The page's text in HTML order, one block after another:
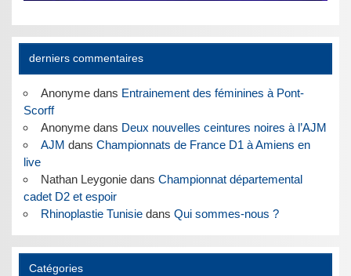
derniers commentaires
Anonymedans Entrainement des féminines à Pont-
Scorff
Anonymedans Deux nouvelles ceintures noires à l’AJM
AJM dans Championnats de France D1 à Amiens en
live
Nathan Leygoniedans Championnat départemental
cadet D2 et espoir
Rhinoplastie Tunisiedans Qui sommes-nous ?
Catégories